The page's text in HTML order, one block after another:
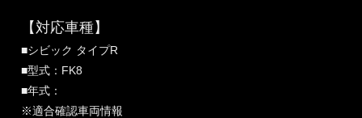
【対応車種】
■シビック タイプR
■型式：FK8
■年式：
※適合確認車両情報